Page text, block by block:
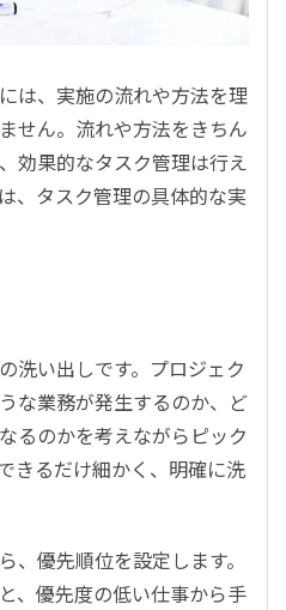
は、実施の流れや方法を理
せん。流れや方法をきちん
効果的なタスク管理は行え
、タスク管理の具体的な実
洗い出しです。プロジェク
な業務が発生するのか、ど
るのかを考えながらピック
きるだけ細かく、明確に洗
、優先順位を設定します。
、優先度の低い仕事から手